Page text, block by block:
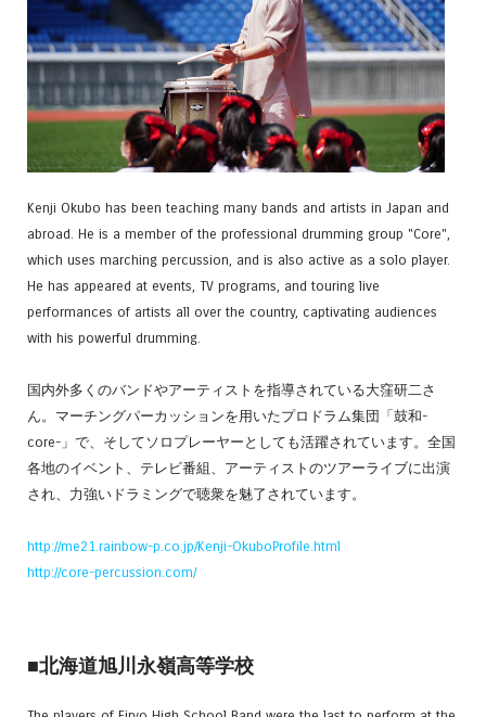
Kenji Okubo has been teaching many bands and artists in Japan and
abroad. He is a member of the professional drumming group "Core",
which uses marching percussion, and is also active as a solo player.
He has appeared at events, TV programs, and touring live
performances of artists all over the country, captivating audiences
with his powerful drumming.
国内外多くのバンドやアーティストを指導されている大窪研二さ
ん。マーチングパーカッションを用いたプロドラム集団「鼓和-
core-」で、そしてソロプレーヤーとしても活躍されています。全国
各地のイベント、テレビ番組、アーティストのツアーライブに出演
され、力強いドラミングで聴衆を魅了されています。
http://me21.rainbow-p.co.jp/Kenji-OkuboProfile.html
http://core-percussion.com/
■北海道旭川永嶺高等学校